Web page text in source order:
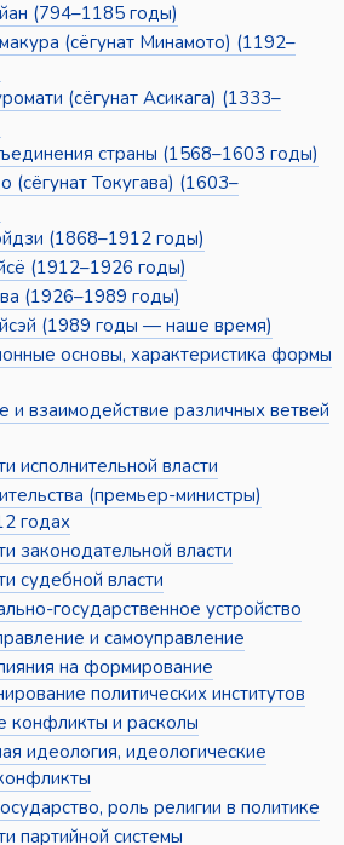
(794–1185 годы)
(сёгунат Минамото) (1192–
(сёгунат Асикага) (1333–
страны (1568–1603 годы)
(сёгунат Токугава) (1603–
(1868–1912 годы)
(1912–1926 годы)
(1926–1989 годы)
(1989 годы — наше время)
основы, характеристика формы
и взаимодействие различных ветвей
исполнительной власти
(премьер-министры)
годах
законодательной власти
судебной власти
государственное устройство
и самоуправление
на формирование
политических институтов
конфликты и расколы
идеология, идеологические
роль религии в политике
партийной системы